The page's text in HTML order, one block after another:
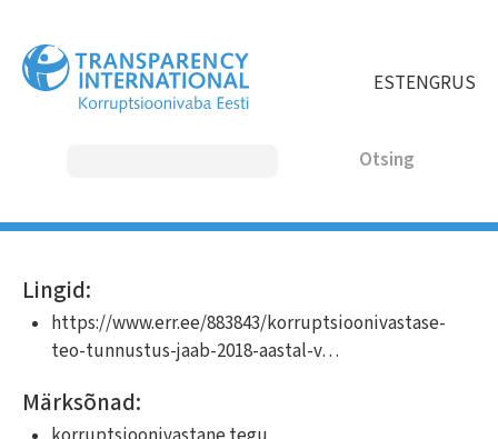
edasi
põhisisu
juurde
ESTENGRUS
MAIN
NAVIGATION
Lingid:
https://www.err.ee/883843/korruptsioonivastase-
teo-tunnustus-jaab-2018-aastal-v…
Märksõnad: